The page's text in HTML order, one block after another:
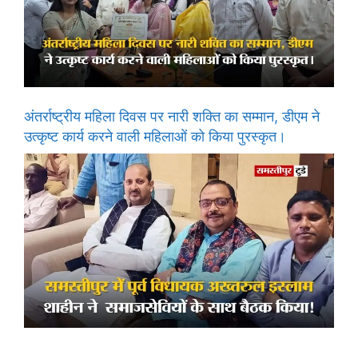
अंतर्राष्ट्रीय महिला दिवस पर नारी शक्ति का सम्मान, डीएम ने
उत्कृष्ट कार्य करने वाली महिलाओं को किया पुरस्कृत।